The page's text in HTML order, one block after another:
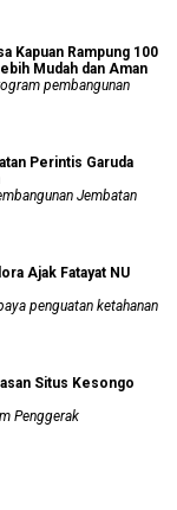
Kapuan Rampung 100
Mudah dan Aman
pembangunan
Perintis Garuda
Jembatan
Ajak Fatayat NU
penguatan ketahanan
Situs Kesongo
Penggerak